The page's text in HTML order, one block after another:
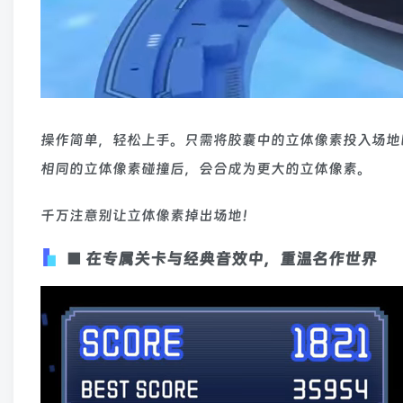
操作简单，轻松上手。只需将胶囊中的立体像素投入场
相同的立体像素碰撞后，会合成为更大的立体像素。
千万注意别让立体像素掉出场地！
■ 在专属关卡与经典音效中，重温名作世界